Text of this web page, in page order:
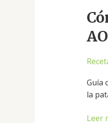
Guía
la
Leer